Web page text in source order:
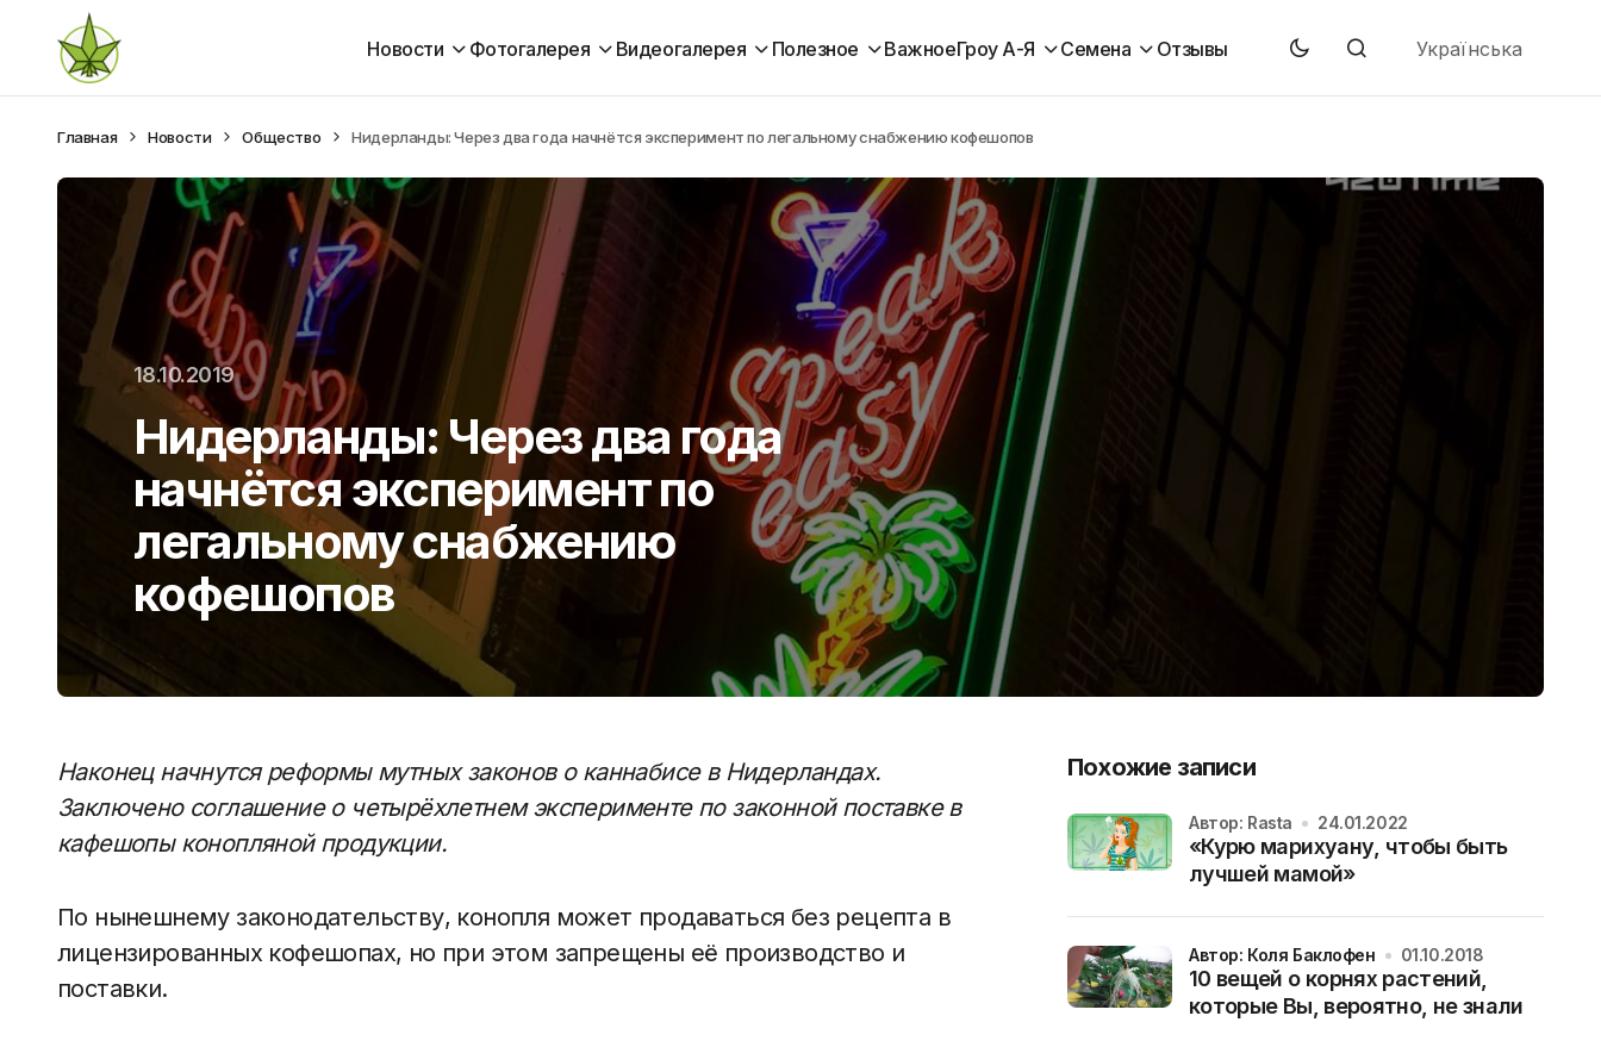
Новости Фотогалерея Видеогалерея Полезное ВажноеГроу А-Я Семена Отзывы Українська
Главная Новости Общество Нидерланды: Через два года начнётся эксперимент по легальному снабжению кофешопов
18.10.2019
Нидерланды: Через два года
начнётся эксперимент по
легальному снабжению
кофешопов
Наконец начнутся реформы мутных законов о каннабисе в Нидерландах.
Заключено соглашение о четырёхлетнем эксперименте по законной поставке в
кафешопы конопляной продукции.
По нынешнему законодательству, конопля может продаваться без рецепта в
лицензированных кофешопах, но при этом запрещены её производство и
поставки.
Похожие записи
«Курю марихуану, чтобы быть
лучшей мамой»
Автор: Rasta 24.01.2022
10 вещей о корнях растений,
которые Вы, вероятно, не знали
Автор: Коля Баклофен 01.10.2018